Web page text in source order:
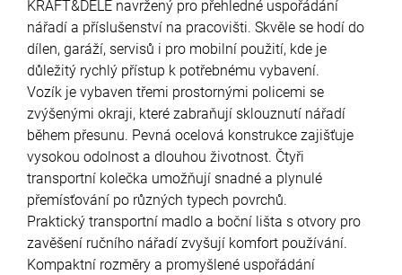
KRAFT&DELE navržený pro přehledné uspořádání
nářadí a příslušenství na pracovišti. Skvěle se hodí do
dílen, garáží, servisů i pro mobilní použití, kde je
důležitý rychlý přístup k potřebnému vybavení.
Vozík je vybaven třemi prostornými policemi se
zvýšenými okraji, které zabraňují sklouznutí nářadí
během přesunu. Pevná ocelová konstrukce zajišťuje
vysokou odolnost a dlouhou životnost. Čtyři
transportní kolečka umožňují snadné a plynulé
přemísťování po různých typech povrchů.
Praktický transportní madlo a boční lišta s otvory pro
zavěšení ručního nářadí zvyšují komfort používání.
Kompaktní rozměry a promyšlené uspořádání